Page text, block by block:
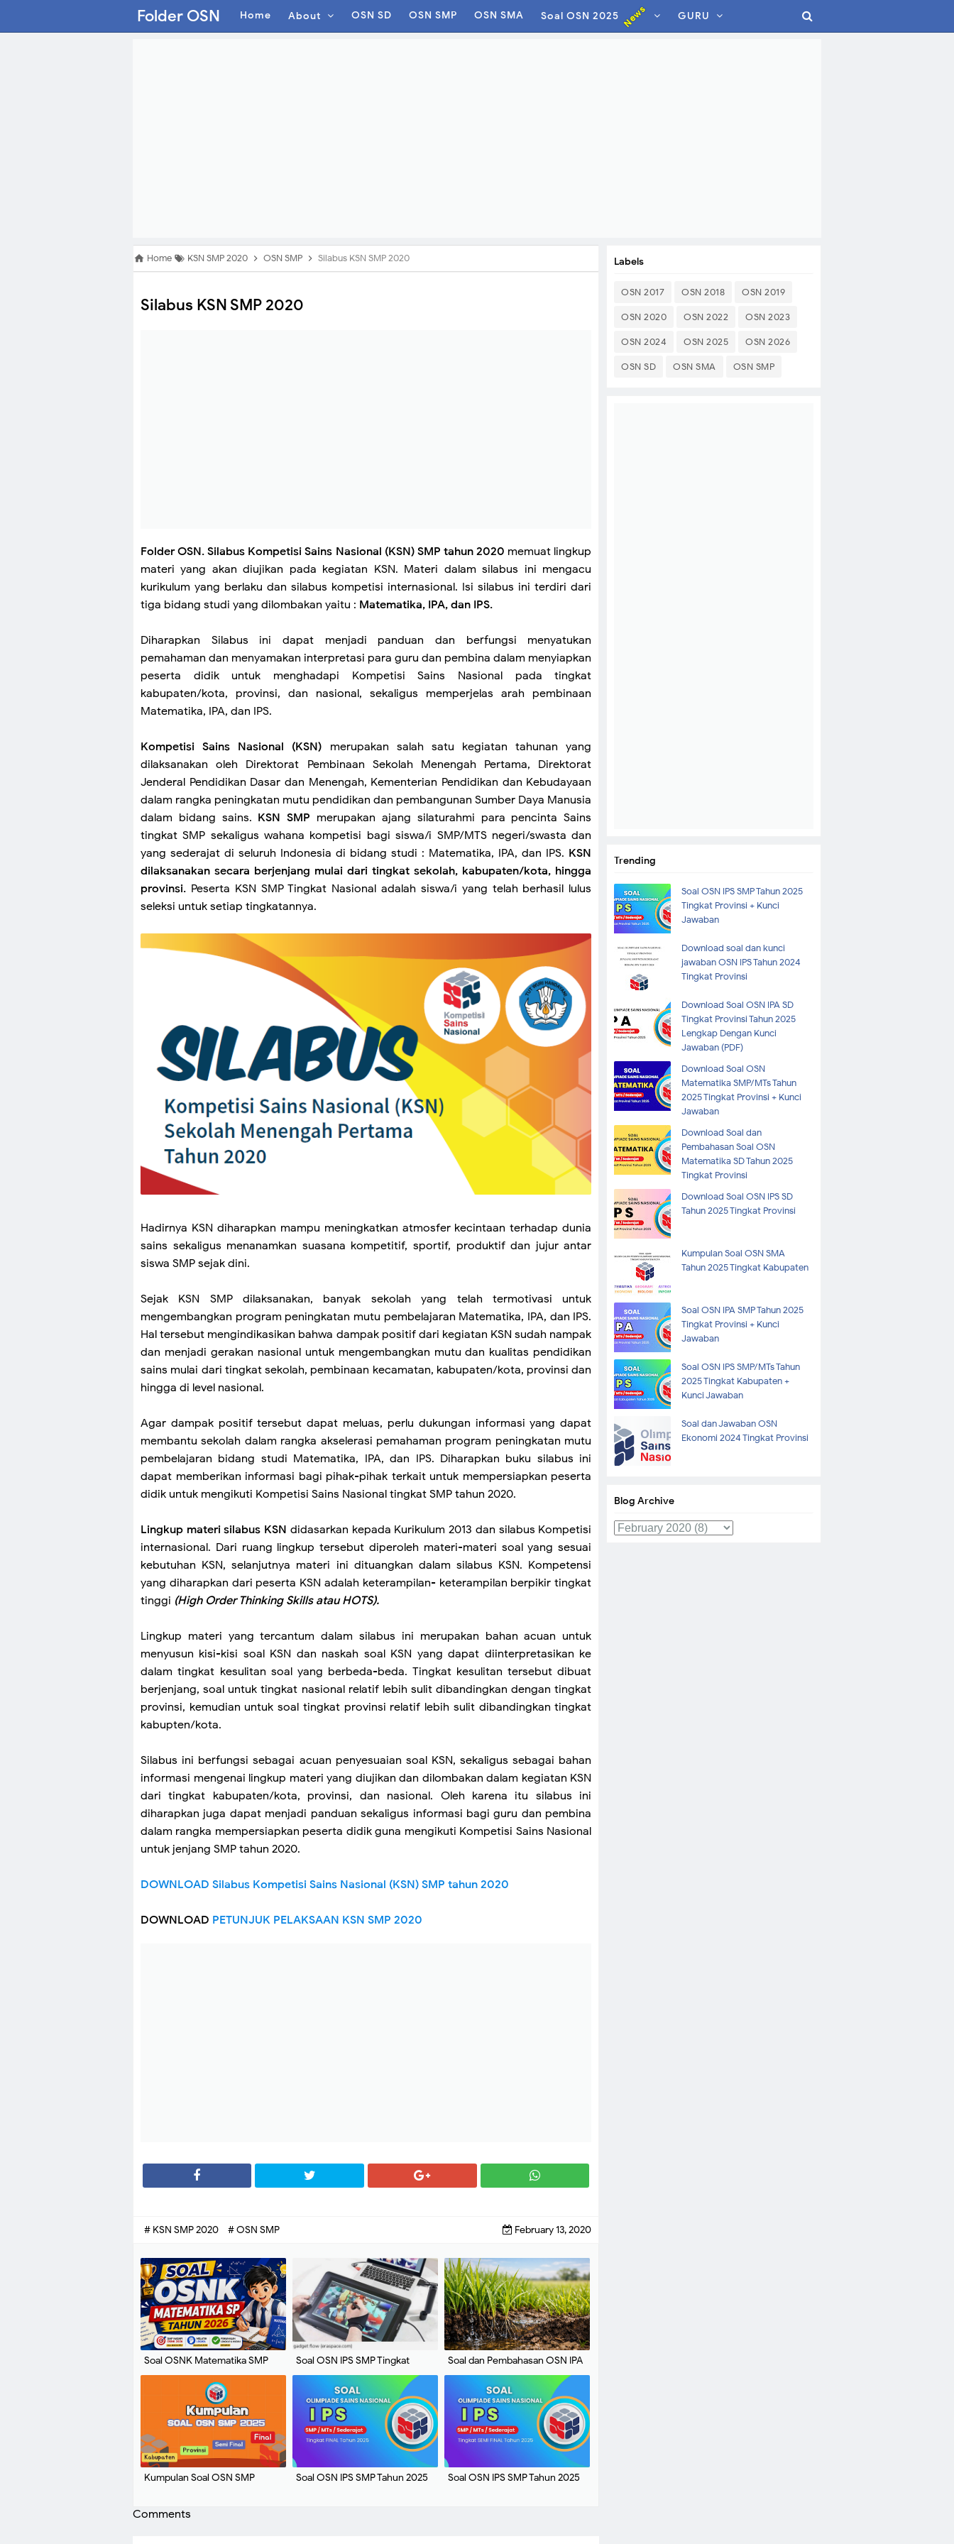
Folder OSN Home About OSN SD OSN SMP OSN SMA Soal OSN 2025 News GURU
Home KSN SMP 2020 OSN SMP Silabus KSN SMP 2020
Silabus KSN SMP 2020
Folder OSN. Silabus Kompetisi Sains Nasional (KSN) SMP tahun 2020 memuat lingkup
materi yang akan diujikan pada kegiatan KSN. Materi dalam silabus ini mengacu
kurikulum yang berlaku dan silabus kompetisi internasional. Isi silabus ini terdiri dari
tiga bidang studi yang dilombakan yaitu : Matematika, IPA, dan IPS.
Diharapkan Silabus ini dapat menjadi panduan dan berfungsi menyatukan
pemahaman dan menyamakan interpretasi para guru dan pembina dalam menyiapkan
peserta didik untuk menghadapi Kompetisi Sains Nasional pada tingkat
kabupaten/kota, provinsi, dan nasional, sekaligus memperjelas arah pembinaan
Matematika, IPA, dan IPS.
Kompetisi Sains Nasional (KSN) merupakan salah satu kegiatan tahunan yang
dilaksanakan oleh Direktorat Pembinaan Sekolah Menengah Pertama, Direktorat
Jenderal Pendidikan Dasar dan Menengah, Kementerian Pendidikan dan Kebudayaan
dalam rangka peningkatan mutu pendidikan dan pembangunan Sumber Daya Manusia
dalam bidang sains. KSN SMP merupakan ajang silaturahmi para pencinta Sains
tingkat SMP sekaligus wahana kompetisi bagi siswa/i SMP/MTS negeri/swasta dan
yang sederajat di seluruh Indonesia di bidang studi : Matematika, IPA, dan IPS. KSN
dilaksanakan secara berjenjang mulai dari tingkat sekolah, kabupaten/kota, hingga
provinsi. Peserta KSN SMP Tingkat Nasional adalah siswa/i yang telah berhasil lulus
seleksi untuk setiap tingkatannya.
Hadirnya KSN diharapkan mampu meningkatkan atmosfer kecintaan terhadap dunia
sains sekaligus menanamkan suasana kompetitif, sportif, produktif dan jujur antar
siswa SMP sejak dini.
Sejak KSN SMP dilaksanakan, banyak sekolah yang telah termotivasi untuk
mengembangkan program peningkatan mutu pembelajaran Matematika, IPA, dan IPS.
Hal tersebut mengindikasikan bahwa dampak positif dari kegiatan KSN sudah nampak
dan menjadi gerakan nasional untuk mengembangkan mutu dan kualitas pendidikan
sains mulai dari tingkat sekolah, pembinaan kecamatan, kabupaten/kota, provinsi dan
hingga di level nasional.
Agar dampak positif tersebut dapat meluas, perlu dukungan informasi yang dapat
membantu sekolah dalam rangka akselerasi pemahaman program peningkatan mutu
pembelajaran bidang studi Matematika, IPA, dan IPS. Diharapkan buku silabus ini
dapat memberikan informasi bagi pihak-pihak terkait untuk mempersiapkan peserta
didik untuk mengikuti Kompetisi Sains Nasional tingkat SMP tahun 2020.
Lingkup materi silabus KSN didasarkan kepada Kurikulum 2013 dan silabus Kompetisi
internasional. Dari ruang lingkup tersebut diperoleh materi-materi soal yang sesuai
kebutuhan KSN, selanjutnya materi ini dituangkan dalam silabus KSN. Kompetensi
yang diharapkan dari peserta KSN adalah keterampilan- keterampilan berpikir tingkat
tinggi (High Order Thinking Skills atau HOTS).
Lingkup materi yang tercantum dalam silabus ini merupakan bahan acuan untuk
menyusun kisi-kisi soal KSN dan naskah soal KSN yang dapat diinterpretasikan ke
dalam tingkat kesulitan soal yang berbeda-beda. Tingkat kesulitan tersebut dibuat
berjenjang, soal untuk tingkat nasional relatif lebih sulit dibandingkan dengan tingkat
provinsi, kemudian untuk soal tingkat provinsi relatif lebih sulit dibandingkan tingkat
kabupten/kota.
Silabus ini berfungsi sebagai acuan penyesuaian soal KSN, sekaligus sebagai bahan
informasi mengenai lingkup materi yang diujikan dan dilombakan dalam kegiatan KSN
dari tingkat kabupaten/kota, provinsi, dan nasional. Oleh karena itu silabus ini
diharapkan juga dapat menjadi panduan sekaligus informasi bagi guru dan pembina
dalam rangka mempersiapkan peserta didik guna mengikuti Kompetisi Sains Nasional
untuk jenjang SMP tahun 2020.
DOWNLOAD Silabus Kompetisi Sains Nasional (KSN) SMP tahun 2020
DOWNLOAD PETUNJUK PELAKSAAN KSN SMP 2020
# KSN SMP 2020 # OSN SMP February 13, 2020
Soal OSNK Matematika SMP
Tahun 2026
Soal OSN IPS SMP Tingkat
Kabupaten Lengkap Kunci
Jawaban
Soal dan Pembahasan OSN IPA
SMP Tingkat Kabupaten
Kumpulan Soal OSN SMP
Soal OSN IPS SMP Tahun 2025
Soal OSN IPS SMP Tahun 2025
Comments
Labels
OSN 2017 OSN 2018 OSN 2019
OSN 2020 OSN 2022 OSN 2023
OSN 2024 OSN 2025 OSN 2026
OSN SD OSN SMA OSN SMP
Trending
Soal OSN IPS SMP Tahun 2025
Tingkat Provinsi + Kunci
Jawaban
Download soal dan kunci
jawaban OSN IPS Tahun 2024
Tingkat Provinsi
Download Soal OSN IPA SD
Tingkat Provinsi Tahun 2025
Lengkap Dengan Kunci
Jawaban (PDF)
Download Soal OSN
Matematika SMP/MTs Tahun
2025 Tingkat Provinsi + Kunci
Jawaban
Download Soal dan
Pembahasan Soal OSN
Matematika SD Tahun 2025
Tingkat Provinsi
Download Soal OSN IPS SD
Tahun 2025 Tingkat Provinsi
Kumpulan Soal OSN SMA
Tahun 2025 Tingkat Kabupaten
Soal OSN IPA SMP Tahun 2025
Tingkat Provinsi + Kunci
Jawaban
Soal OSN IPS SMP/MTs Tahun
2025 Tingkat Kabupaten +
Kunci Jawaban
Soal dan Jawaban OSN
Ekonomi 2024 Tingkat Provinsi
Blog Archive